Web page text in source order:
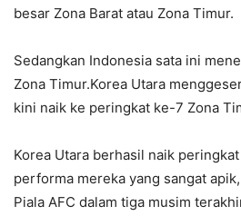
besar Zona Barat atau Zona Timur.
Sedangkan Indonesia sata ini
Zona Timur.Korea Utara
kini naik ke peringkat ke-7 Zona
Korea Utara berhasil naik
performa mereka yang sangat
Piala AFC dalam tiga musim